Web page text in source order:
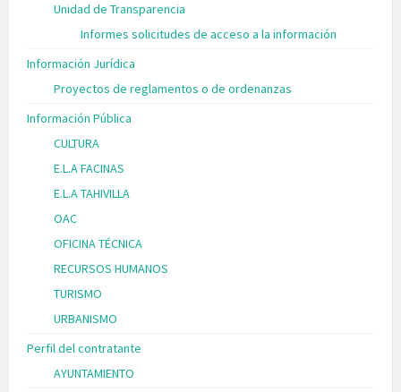
Unidad de Transparencia
Informes solicitudes de acceso a la información
Información Jurídica
Proyectos de reglamentos o de ordenanzas
Información Pública
CULTURA
E.L.A FACINAS
E.L.A TAHIVILLA
OAC
OFICINA TÉCNICA
RECURSOS HUMANOS
TURISMO
URBANISMO
Perfil del contratante
AYUNTAMIENTO